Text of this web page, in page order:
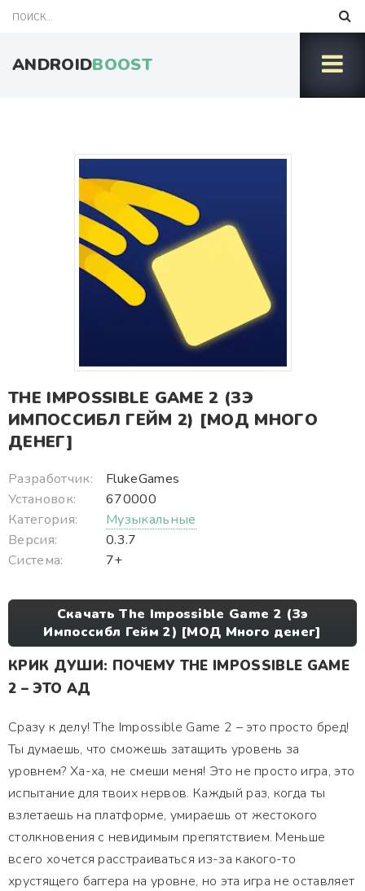
ANDROIDBOOST
THE IMPOSSIBLE GAME 2 (ЗЭ
ИМПОССИБЛ ГЕЙМ 2) [МОД МНОГО
ДЕНЕГ]
Разработчик:
FlukeGames
Установок:
670000
Категория:
Музыкальные
Версия:
0.3.7
Система:
7+
Скачать The Impossible Game 2 (Зэ
Импоссибл Гейм 2) [МОД Много денег]
КРИК ДУШИ: ПОЧЕМУ THE IMPOSSIBLE GAME
2 – ЭТО АД
Сразу к делу! The Impossible Game 2 – это просто бред!
Ты думаешь, что сможешь затащить уровень за
уровнем? Ха-ха, не смеши меня! Это не просто игра, это
испытание для твоих нервов. Каждый раз, когда ты
взлетаешь на платформе, умираешь от жестокого
столкновения с невидимым препятствием. Меньше
всего хочется расстраиваться из-за какого-то
хрустящего баггера на уровне, но эта игра не оставляет